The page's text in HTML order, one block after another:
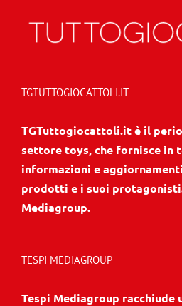
TGTUTTOGIOCATTOLI.IT
TGTuttogiocattoli.it è il
settore toys, che fornisce in
informazioni e
prodotti e i suoi
Mediagroup.
TESPI MEDIAGROUP
Tespi Mediagroup racchiude